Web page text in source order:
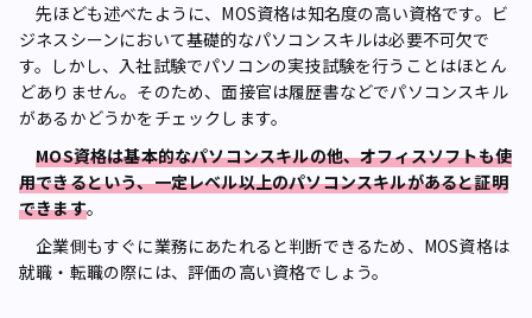
先ほども述べたように、MOS資格は知名度の高い資格です。ビ
ジネスシーンにおいて基礎的なパソコンスキルは必要不可欠で
す。しかし、入社試験でパソコンの実技試験を行うことはほとん
どありません。そのため、面接官は履歴書などでパソコンスキル
があるかどうかをチェックします。
MOS資格は基本的なパソコンスキルの他、オフィスソフトも使
用できるという、一定レベル以上のパソコンスキルがあると証明
できます。
企業側もすぐに業務にあたれると判断できるため、MOS資格は
就職・転職の際には、評価の高い資格でしょう。